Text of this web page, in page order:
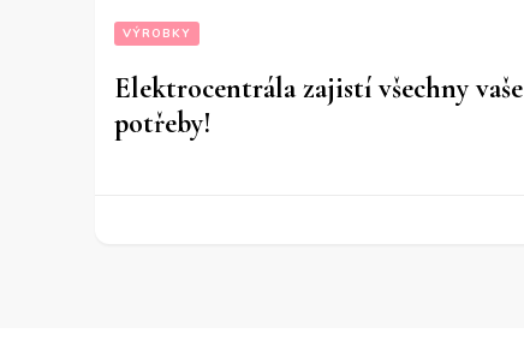
VÝROBKY
Elektrocentrála zajistí všechny vaše
potřeby!